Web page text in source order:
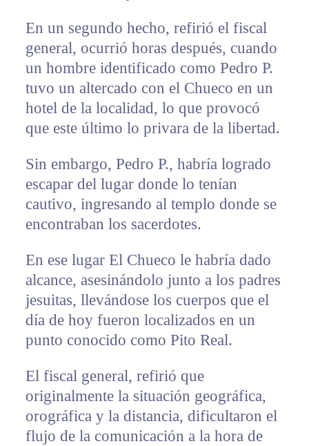
En un segundo hecho, refirió el fiscal
general, ocurrió horas después, cuando
un hombre identificado como Pedro P.
tuvo un altercado con el Chueco en un
hotel de la localidad, lo que provocó
que este último lo privara de la libertad.
Sin embargo, Pedro P., habría logrado
escapar del lugar donde lo tenían
cautivo, ingresando al templo donde se
encontraban los sacerdotes.
En ese lugar El Chueco le habría dado
alcance, asesinándolo junto a los padres
jesuitas, llevándose los cuerpos que el
día de hoy fueron localizados en un
punto conocido como Pito Real.
El fiscal general, refirió que
originalmente la situación geográfica,
orográfica y la distancia, dificultaron el
flujo de la comunicación a la hora de